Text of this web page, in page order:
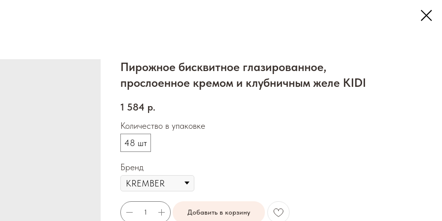
Пирожное бисквитное глазированное,
прослоенное кремом и клубничным желе KIDI
1 584 р.
Количество в упаковке
48 шт
Бренд
Добавить в корзину